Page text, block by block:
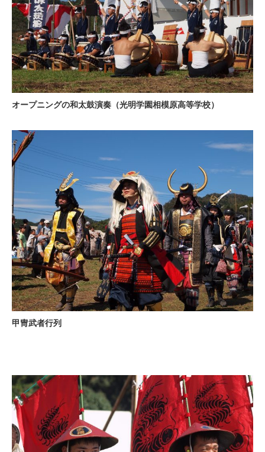
オープニングの和太鼓演奏（光明学園相模原高等学校）
甲冑武者行列